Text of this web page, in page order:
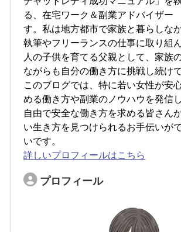
る、在宅ワーク＆副業アドバイザ
す。私は地方都市で家族と暮らしな
執筆やフリーランスの仕事に取り組
人の子供を育てる父親として、家族
ながらも自分の働き方に挑戦し続け
このブログでは、特に若い女性が安
める働き方や副業のノウハウを発信
自由で安全な働き方を求める皆さん
い生き方を見つけられるお手伝いが
いです。
詳しいプロフィールはこちら
プロフィール